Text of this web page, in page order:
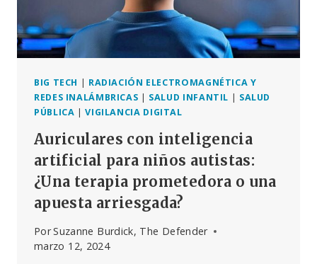
BIG TECH | RADIACIÓN ELECTROMAGNÉTICA Y
REDES INALÁMBRICAS | SALUD INFANTIL | SALUD
PÚBLICA |VIGILANCIA DIGITAL
Auriculares con inteligencia
artificial para niños autistas:
¿Una terapia prometedora o una
apuesta arriesgada?
PorSuzanne Burdick, The Defender
marzo 12, 2024